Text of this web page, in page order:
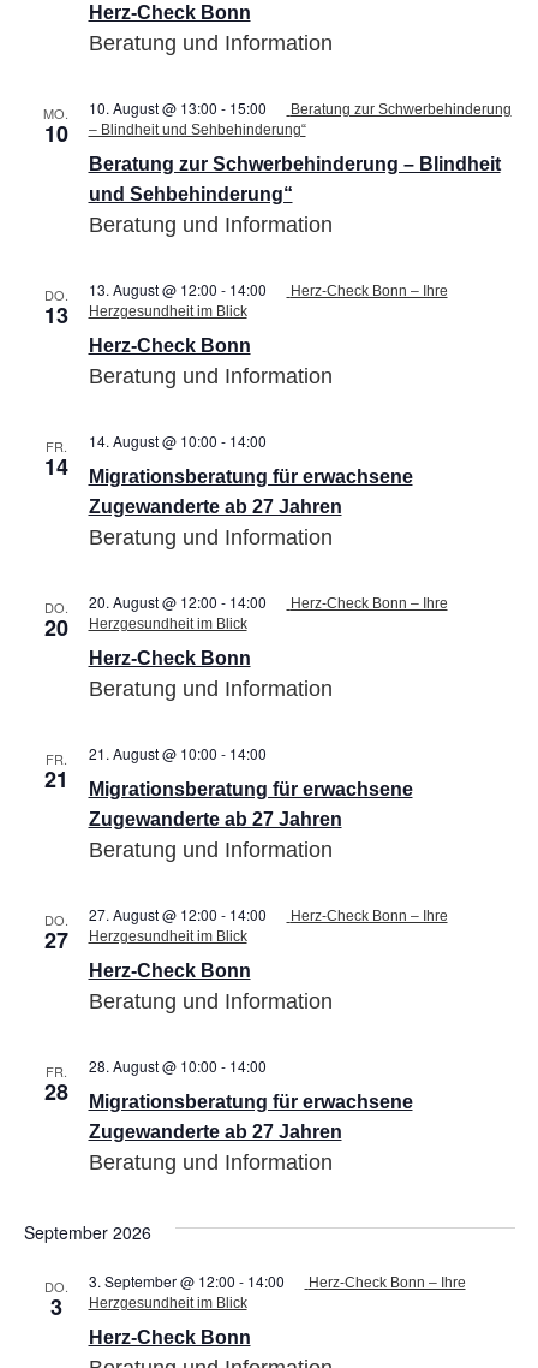
Herz-Check Bonn
Beratung und Information
MO.
10
Beratung zur Schwerbehinderung – Blindheit
und Sehbehinderung“
10. August @ 13:00 - 15:00
Beratung zur Schwerbehinderung
– Blindheit und Sehbehinderung“
Beratung und Information
DO.
13
Herz-Check Bonn
13. August @ 12:00 - 14:00
Herz-Check Bonn – Ihre
Herzgesundheit im Blick
Beratung und Information
FR.
14
Migrationsberatung für erwachsene
Zugewanderte ab 27 Jahren
14. August @ 10:00 - 14:00
erwachsene
Zugewanderte
ab
27
Beratung und Information
DO.
20
Herz-Check Bonn
20. August @ 12:00 - 14:00
Herz-Check Bonn – Ihre
Herzgesundheit im Blick
Beratung und Information
FR.
21
Migrationsberatung für erwachsene
Zugewanderte ab 27 Jahren
21. August @ 10:00 - 14:00
erwachsene
Zugewanderte
ab
27
Beratung und Information
DO.
27
Herz-Check Bonn
27. August @ 12:00 - 14:00
Herz-Check Bonn – Ihre
Herzgesundheit im Blick
Beratung und Information
FR.
28
Migrationsberatung für erwachsene
Zugewanderte ab 27 Jahren
28. August @ 10:00 - 14:00
erwachsene
Zugewanderte
ab
27
Beratung und Information
September 2026
DO.
3
Herz-Check Bonn
3. September @ 12:00 - 14:00
Herz-Check Bonn – Ihre
Herzgesundheit im Blick